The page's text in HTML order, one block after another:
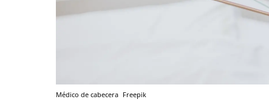
Médico de cabecera Freepik